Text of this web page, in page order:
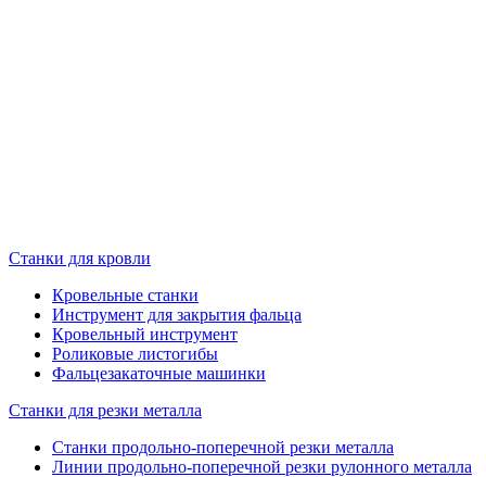
Станки для кровли
Кровельные станки
Инструмент для закрытия фальца
Кровельный инструмент
Роликовые листогибы
Фальцезакаточные машинки
Станки для резки металла
Станки продольно-поперечной резки металла
Линии продольно-поперечной резки рулонного металла